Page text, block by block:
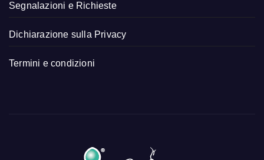
Segnalazioni e Richieste
Dichiarazione sulla Privacy
Termini e condizioni